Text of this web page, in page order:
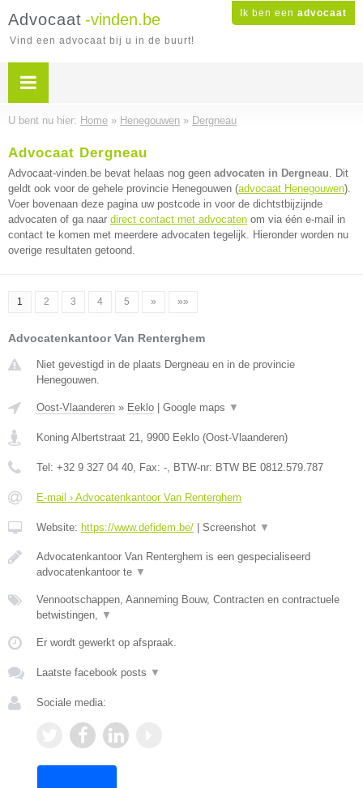
Ik ben een advocaat
Advocaat -vinden.be
Vind een advocaat bij u in de buurt!
U bent nu hier: Home » Henegouwen » Dergneau
Advocaat Dergneau
Advocaat-vinden.be bevat helaas nog geen advocaten in Dergneau. Dit
geldt ook voor de gehele provincie Henegouwen (advocaat Henegouwen).
Voer bovenaan deze pagina uw postcode in voor de dichtstbijzijnde
advocaten of ga naar direct contact met advocaten om via één e-mail in
contact te komen met meerdere advocaten tegelijk. Hieronder worden nu
overige resultaten getoond.
1 2 3 4 5 » »»
Advocatenkantoor Van Renterghem
Niet gevestigd in de plaats Dergneau en in de provincie
Henegouwen.
Oost-Vlaanderen » Eeklo Google maps ▼
Koning Albertstraat 21, 9900 Eeklo (Oost-Vlaanderen)
Tel: +32 9 327 04 40, Fax: -, BTW-nr: BTW BE 0812.579.787
E-mail › Advocatenkantoor Van Renterghem
Website: https://www.defidem.be/ Screenshot ▼
Advocatenkantoor Van Renterghem is een gespecialiseerd
advocatenkantoor te ▼
Vennootschappen, Aanneming Bouw, Contracten en contractuele
betwistingen, ▼
Er wordt gewerkt op afspraak.
Laatste facebook posts ▼
Sociale media: